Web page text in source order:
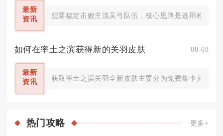
最新
资讯
想要稳定击败主流吴弓队伍，核心思路是选用枪兵
如何在率土之滨获得新的关羽皮肤 08-08
最新
资讯
获取率土之滨关羽全新皮肤主要分为免费集卡兑换
热门攻略 更多+